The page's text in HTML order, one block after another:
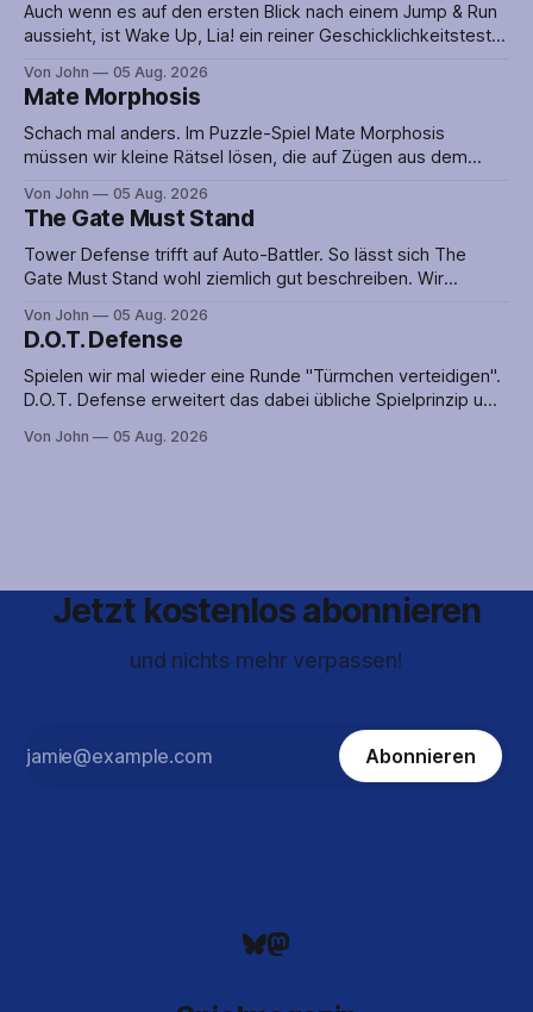
Auch wenn es auf den ersten Blick nach einem Jump & Run
aussieht, ist Wake Up, Lia! ein reiner Geschicklichkeitstest.
oder ihnen im rechten Moment ausweichen, um den
Abschnitt erfolgreich abzuschließen. Timing ist alles! Die
Puzzles werden mit einer netten Geschichte
Von John 05 Aug. 2026
Mate Morphosis
Schach mal anders. Im Puzzle-Spiel Mate Morphosis
müssen wir kleine Rätsel lösen, die auf Zügen aus dem
Rätsellösen sein, sondern auch ein wenig Ahnung von
Schach haben. Zwar lässt sich Mate Morphosis auch ohne
diese spielen, in dem
Von John 05 Aug. 2026
The Gate Must Stand
Tower Defense trifft auf Auto-Battler. So lässt sich The
Gate Must Stand wohl ziemlich gut beschreiben. Wir
greifen auch aktiv in das Geschehen ein, indem wir unsere
Metzger-Ausbildung an den Feind bringen. Nun könnte aber
genau das dafür sorgen, dass die Verteidigung
Von John 05 Aug. 2026
D.O.T. Defense
Spielen wir mal wieder eine Runde "Türmchen verteidigen".
D.O.T. Defense erweitert das dabei übliche Spielprinzip um
gibt. So ist selten klar, aus welcher Richtung der Angriff auf
Von John 05 Aug. 2026
Jetzt kostenlos abonnieren
und nichts mehr verpassen!
Abonnieren